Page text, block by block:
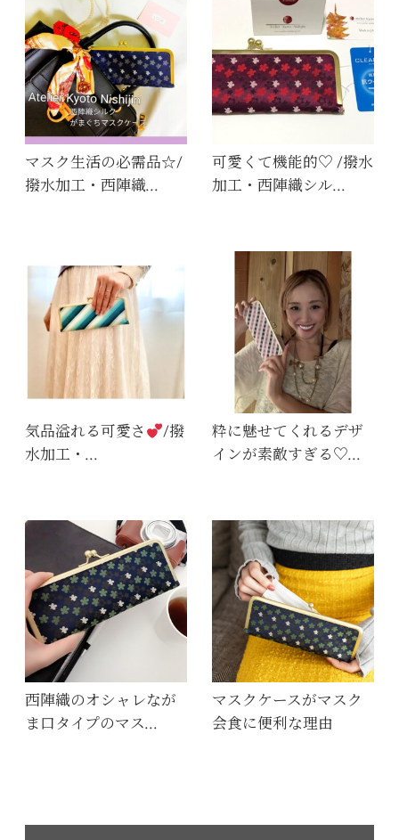
マスク生活の必需品☆/
撥水加工・西陣織…
可愛くて機能的♡ /撥水
加工・西陣織シル…
気品溢れる可愛さ
/撥
水加工・…
粋に魅せてくれるデザ
インが素敵すぎる♡…
西陣織のオシャレなが
ま口タイプのマス…
マスクケースがマスク
会食に便利な理由